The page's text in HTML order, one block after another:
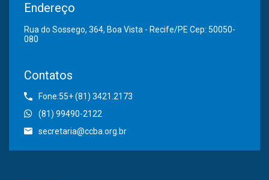
Endereço
Rua do Sossego, 364, Boa Vista - Recife/PE Cep: 50050-
080
Contatos
Fone:55+ (81) 3421.2173
(81) 99490-2122
secretaria@ccba.org.br